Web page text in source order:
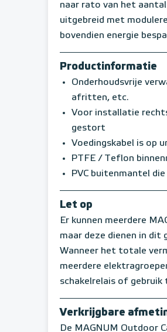
naar rato van het
uitgebreid met
bovendien energie
Productinformatie
Onderhoudsvrije
afritten, etc.
Voor installatie
gestort
Voedingskabel is op
PTFE / Teflon
PVC buitenmantel
Let op
Er kunnen meerdere
maar deze dienen in dit
Wanneer het totale
meerdere
schakelrelais of
Verkrijgbare
De MAGNUM Outdoor